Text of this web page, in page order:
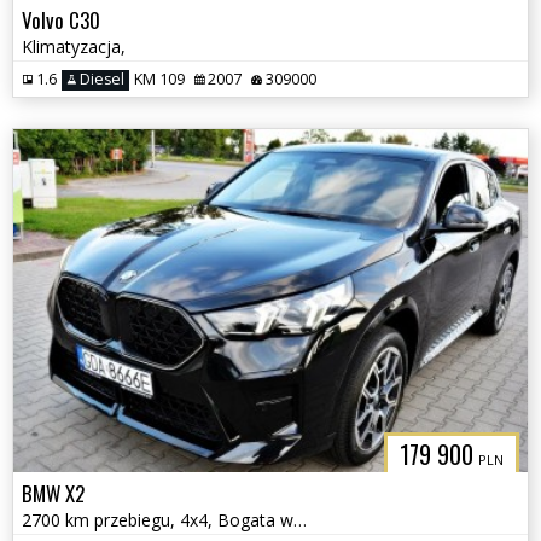
Volvo C30
Klimatyzacja,
1.6 Diesel KM 109 2007 309000
179 900 PLN
BMW X2
2700 km przebiegu, 4x4, Bogata wersja